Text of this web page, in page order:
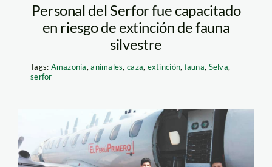
Personal del Serfor fue capacitado
en riesgo de extinción de fauna
silvestre
Tags: Amazonía,animales,caza, extinción, fauna, Selva,
serfor
nave—serfor1